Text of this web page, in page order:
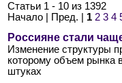
Статьи 1 - 10 из 1392
Начало | Пред. | 1 2 3 4
Россияне стали
Изменение структуры
которому объем рынка
штуках